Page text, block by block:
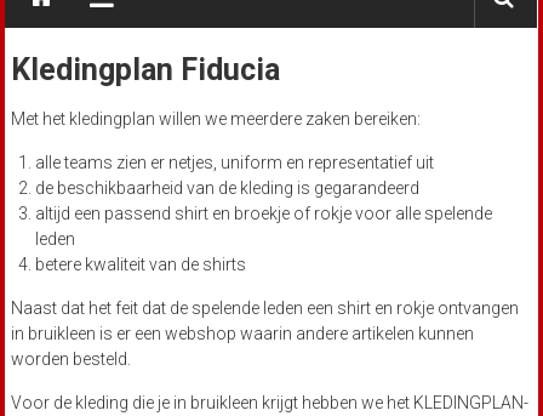
Kledingplan Fiducia
Met het kledingplan willen we meerdere zaken bereiken:
alle teams zien er netjes, uniform en representatief uit
de beschikbaarheid van de kleding is gegarandeerd
altijd een passend shirt en broekje of rokje voor alle spelende
leden
betere kwaliteit van de shirts
Naast dat het feit dat de spelende leden een shirt en rokje ontvangen
in bruikleen is er een webshop waarin andere artikelen kunnen
worden besteld.
Voor de kleding die je in bruikleen krijgt hebben we het KLEDINGPLAN-